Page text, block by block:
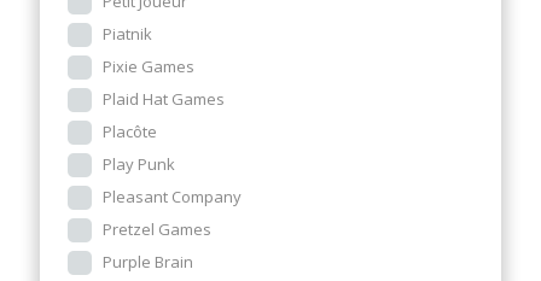
Piatnik
Pixie Games
Plaid Hat Games
Placôte
Play Punk
Pleasant Company
Pretzel Games
Purple Brain